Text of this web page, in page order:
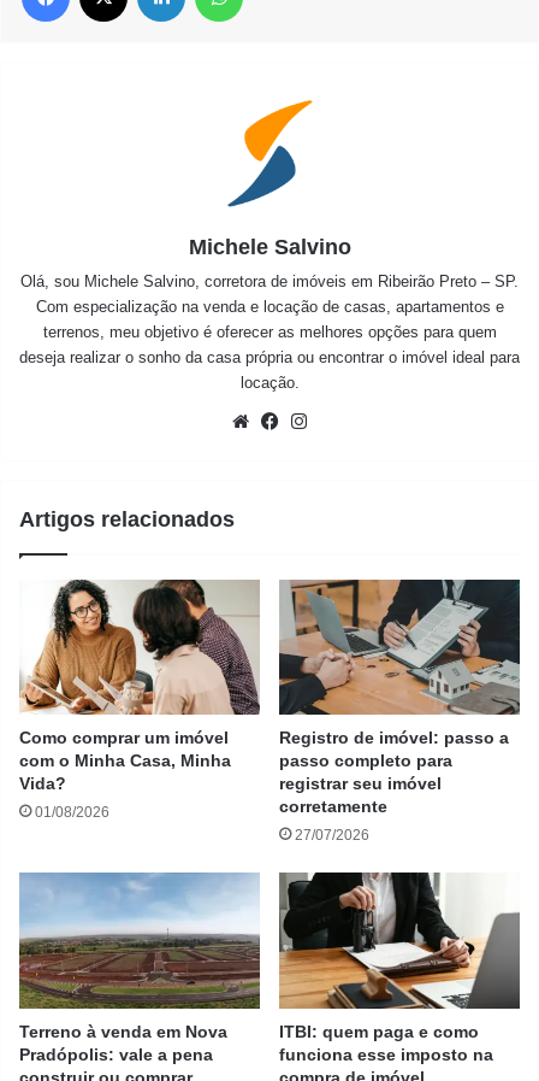
Michele Salvino
Olá, sou Michele Salvino, corretora de imóveis em Ribeirão Preto – SP.
Com especialização na venda e locação de casas, apartamentos e
terrenos, meu objetivo é oferecer as melhores opções para quem
deseja realizar o sonho da casa própria ou encontrar o imóvel ideal para
locação.
WebsiteFacebook
Artigos relacionados
Como comprar um imóvel
com o Minha Casa, Minha
Vida?
01/08/2026
Registro de imóvel: passo a
passo completo para
registrar seu imóvel
corretamente
27/07/2026
Terreno à venda em Nova
Pradópolis: vale a pena
ITBI: quem paga e como
funciona esse imposto na